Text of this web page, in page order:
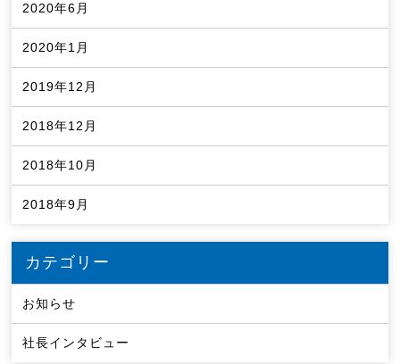
2020年6月
2020年1月
2019年12月
2018年12月
2018年10月
2018年9月
カテゴリー
お知らせ
社長インタビュー